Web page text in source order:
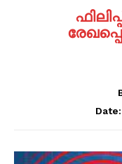
Date: